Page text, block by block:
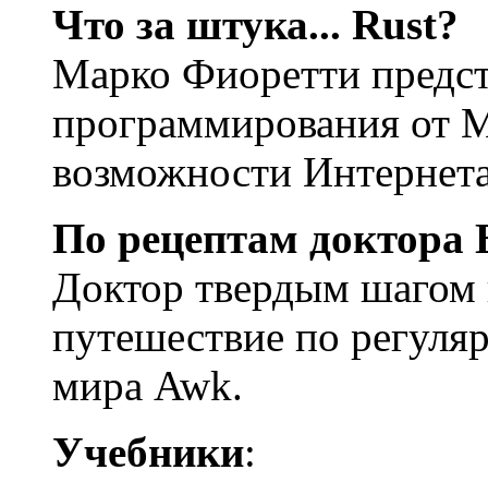
Что за штука... Rust?
Марко Фиоретти
программирования от
возможности
По рецептам доктора
Доктор твердым шагом
путешествие по
мира Awk.
Учебники: